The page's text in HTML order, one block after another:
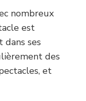
nombreux
est
ses
des
et